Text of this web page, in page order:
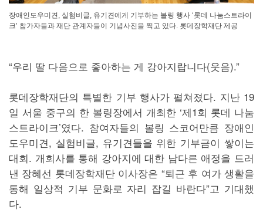
장애인도우미견, 실험비글, 유기견에게 기부하는 볼링 행사 ‘롯데 나눔스트라이
크’ 참가자들과 재단 관계자들이 기념사진을 찍고 있다. 롯데장학재단 제공
“우리 딸 다음으로 좋아하는 게 강아지랍니다(웃음).”
롯데장학재단의 특별한 기부 행사가 펼쳐졌다. 지난 19
일 서울 중구의 한 볼링장에서 개최한 ‘제1회 롯데 나눔
스트라이크’였다. 참여자들의 볼링 스코어만큼 장애인
도우미견, 실험비글, 유기견들을 위한 기부금이 쌓이는
대회. 개회사를 통해 강아지에 대한 남다른 애정을 드러
낸 장혜선 롯데장학재단 이사장은 “퇴근 후 여가 생활을
통해 일상적 기부 문화로 자리 잡길 바란다”고 기대했
다.